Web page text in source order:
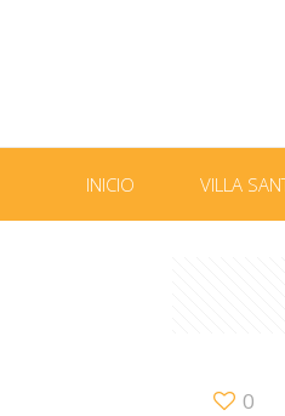
INICIO VILLA
0